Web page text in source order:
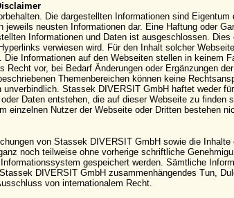
Die dargestellten Informationen sind
jeweils neusten Informationen dar. Eine Haftung oder
Informationen und Daten ist ausgeschlossen.
verwiesen wird. Für den Inhalt solcher
Die Informationen auf den Webseiten stellen in keinem
Recht vor, bei Bedarf Änderungen oder Ergänzungen
Themenbereichen können keine
unverbindlich. Stassek DIVERSIT GmbH haftet weder
oder Daten entstehen, die auf dieser Webseite zu
einzelnen Nutzer der Webseite oder Dritten bestehen
von Stassek DIVERSIT GmbH sowie die
noch teilweise ohne vorherige schriftliche
gespeichert werden. Sämtliche
DIVERSIT GmbH zusammenhängendes Tun,
von internationalem Recht.